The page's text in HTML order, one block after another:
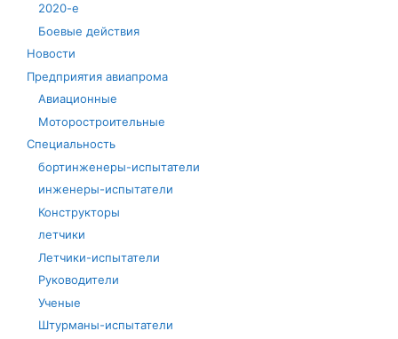
2020-е
Боевые действия
Новости
Предприятия авиапрома
Авиационные
Моторостроительные
Специальность
бортинженеры-испытатели
инженеры-испытатели
Конструкторы
летчики
Летчики-испытатели
Руководители
Ученые
Штурманы-испытатели